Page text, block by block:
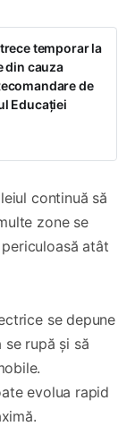
temporar la
din cauza
de
Educației
continuă să
zone se
atât
se depune
rupă și să
evolua rapid